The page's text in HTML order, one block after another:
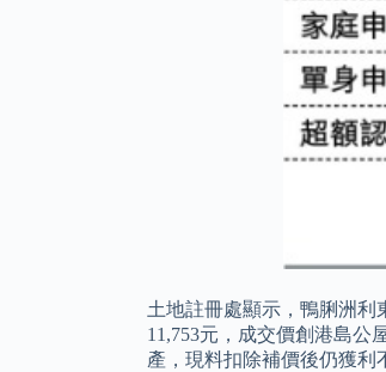
土地註冊處顯示，鴨脷洲利
11,753元，成交價創港島公
產，現料扣除補價後仍獲利